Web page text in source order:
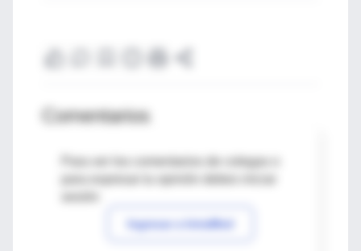
Comentarios
Para ver los comentarios de colegas o
Ingresar a IntraMed